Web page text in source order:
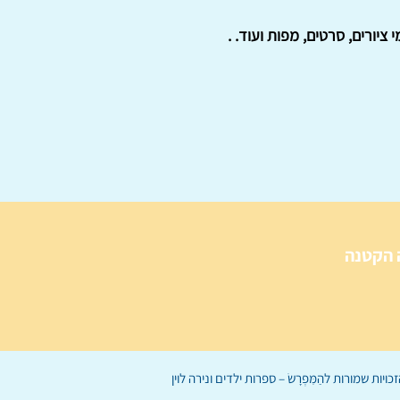
ציורים, סרטים, מפות ועוד. .
הקטנה
הַמִּפְרָשׂ – ספרות ילדים ונירה לוין